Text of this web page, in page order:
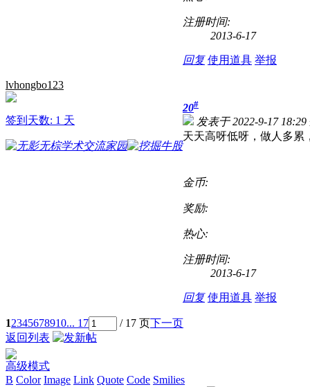
注册时间:
2013-6-17
回复 使用道具 举报
lvhongbo123
签到天数: 1 天
20#
发表于 2022-9-17 18:29
天天高呀低呀，做人多累
金币:
奖励:
热心:
注册时间:
2013-6-17
回复 使用道具 举报
12345678910... 17 / 17 页下一页
返回列表
高级模式
B Color Image Link Quote Code Smilies